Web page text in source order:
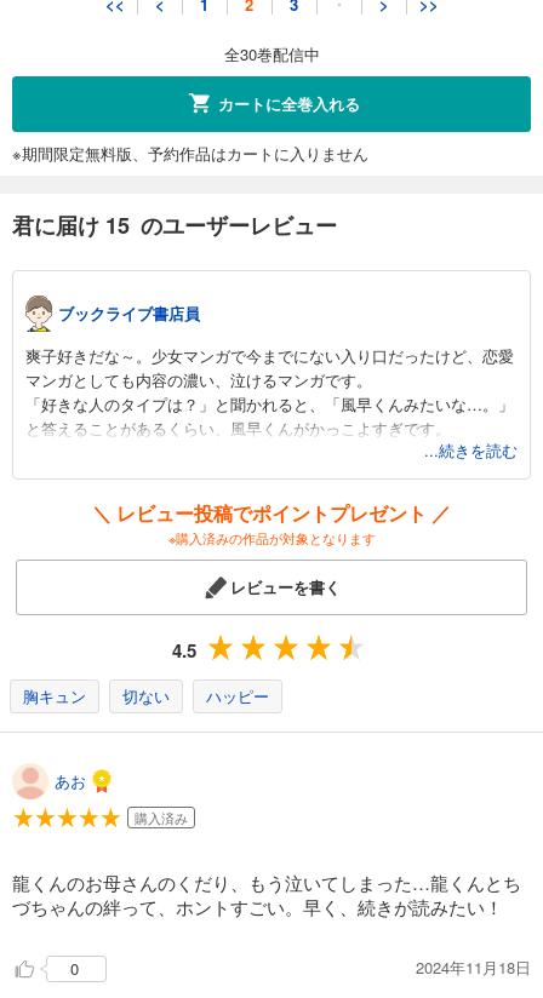
あらすじを表示する
君に届け 22
完結
試し読み
543円 (税込)
完結
試し読み
君に届け 24
円 (税込)
カート
試し読み
あらすじを表示する
君に届け 25
543円 (税込)
カート
あらすじを表示する
543円 (税込)
カート
試し読み
全30巻配信中
カートに全巻入れる
※期間限定無料版、予約作品はカートに入りません
君に届け 15 のユーザーレビュー
ブックライブ書店員
爽子好きだな～。少女マンガで今までにない入り口だったけど、恋愛
マンガとしても内容の濃い、泣けるマンガです。
「好きな人のタイプは？」と聞かれると、「風早くんみたいな…。」
と答えることがあるくらい、風早くんがかっこよすぎです。
...続きを読む
＼ レビュー投稿でポイントプレゼント ／
※購入済みの作品が対象となります
レビューを書く
4.5
胸キュン 切ない ハッピー
あお
購入済み
龍くんのお母さんのくだり、もう泣いてしまった…龍くんとち
づちゃんの絆って、ホントすごい。早く、続きが読みたい！
0 2024年11月18日